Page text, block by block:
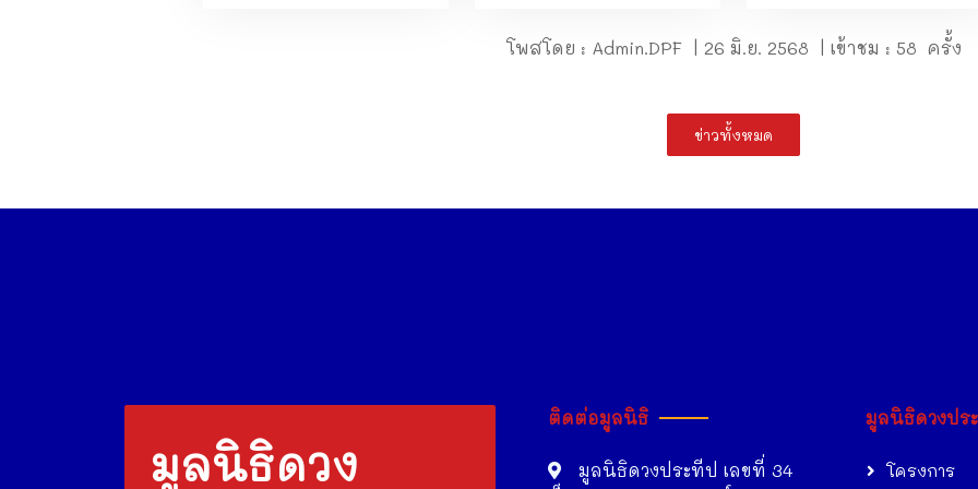
โพสโดย : Admin.DPF | 26 มิ.ย. 2568 | เข้าชม : 58 ครั้ง
ข่าวทั้งหมด
มูลนิธิดวง
ติดต่อมูลนิธิ
มูลนิธิดวงประทีป เลขที่ 34
มูลนิธิดวงปร
โครงการ